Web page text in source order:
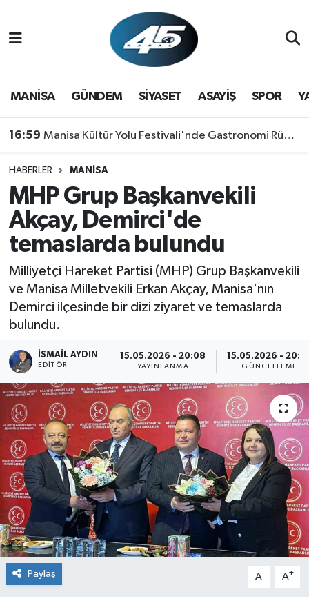
MANİSA GÜNDEM SİYASET ASAYİŞ SPOR
16:59 Manisa Kültür Yolu Festivali'nde Gastronomi Rüzgarı: Lezzetin Yıldızı "Manisa Kebabı" Oldu!
HABERLER MANİSA
MHP Grup Başkanvekili
Akçay, Demirci'de
temaslarda bulundu
Milliyetçi Hareket Partisi (MHP) Grup Başkanvekili
ve Manisa Milletvekili Erkan Akçay, Manisa'nın
Demirci ilçesinde bir dizi ziyaret ve temaslarda
bulundu.
İSMAIL AYDIN
EDITÖR
15.05.2026 - 20:08
YAYINLANMA
15.05.2026 -
GÜNCELLEME
Paylaş A- A+
GÜNDEM
SPOR
YAŞAM
RESMİ REKLAM
Hava Durumu
Trafik Durumu
Son Dakika Haberleri
Haber Arşivi